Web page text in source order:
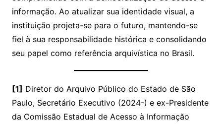
informação. Ao atualizar sua identidade visual, a
instituição projeta-se para o futuro, mantendo-se
fiel à sua responsabilidade histórica e consolidando
seu papel como referência arquivística no Brasil.
[1] Diretor do Arquivo Público do Estado de São
Paulo, Secretário Executivo (2024-) e ex-Presidente
da Comissão Estadual de Acesso à Informação